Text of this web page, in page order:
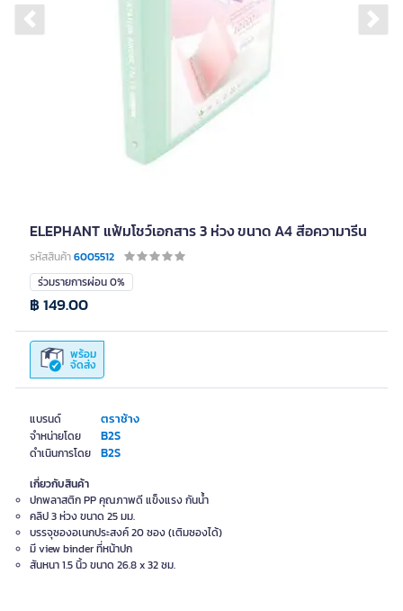
Previous slide
ELEPHANT แฟ้มโชว์เอกสาร 3 ห่วง ขนาด A4 สีอความารีน
รหัสสินค้า6005512
แบรนด์ ตราช้าง
จำหน่ายโดย B2S
ดำเนินการโดย B2S
ร่วมรายการผ่อน 0%
พร้อม
จัดส่ง
฿ 149.00
เกี่ยวกับสินค้า
ปกพลาสติก PP คุณภาพดี แข็งแรง กันน้ำ
คลิป 3 ห่วง ขนาด 25 มม.
บรรจุซองอเนกประสงค์ 20 ซอง (เติมซองได้)
มี view binder ที่หน้าปก
สันหนา 1.5 นิ้ว ขนาด 26.8 x 32 ซม.